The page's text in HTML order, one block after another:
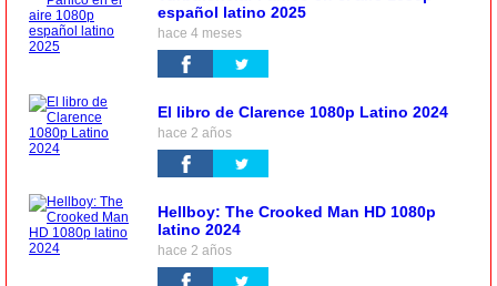
español latino 2025
hace 4 meses
El libro de Clarence 1080p Latino 2024
hace 2 años
Hellboy: The Crooked Man HD 1080p
latino 2024
hace 2 años